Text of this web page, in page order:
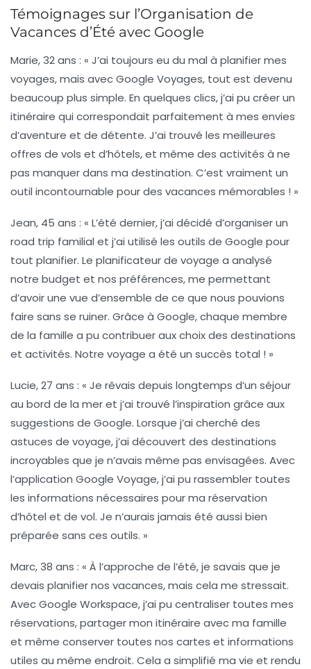
Témoignages sur l’Organisation de
Vacances d’Été avec Google
Marie, 32 ans : « J’ai toujours eu du mal à planifier mes
voyages, mais avecGoogle Voyages, tout est devenu
beaucoup plus simple. En quelques clics, j’ai pu créer un
itinéraire qui correspondait parfaitement à mes envies
d’aventure et de détente. J’ai trouvé les meilleures
offres de vols et d’hôtels, et même des activités à ne
pas manquer dans ma destination. C’est vraiment un
outil incontournable pour des vacances mémorables ! »
Jean, 45 ans : « L’été dernier, j’ai décidé d’organiser un
road trip familial et j’ai utilisé les outils de Google pour
tout planifier. Le planificateur de voyage a analysé
notre budget et nos préférences, me permettant
d’avoir une vue d’ensemble de ce que nous pouvions
faire sans se ruiner. Grâce à Google, chaque membre
de la famille a pu contribuer aux choix des destinations
et activités. Notre voyage a été un succès total ! »
Lucie, 27 ans : « Je rêvais depuis longtemps d’un séjour
au bord de la mer et j’ai trouvé l’inspiration grâce aux
suggestions de Google. Lorsque j’ai cherché des
astuces de voyage, j’ai découvert des destinations
incroyables que je n’avais même pas envisagées. Avec
l’application Google Voyage, j’ai pu rassembler toutes
les informations nécessaires pour ma réservation
d’hôtel et de vol. Je n’aurais jamais été aussi bien
préparée sans ces outils. »
Marc, 38 ans : « À l’approche de l’été, je savais que je
devais planifier nos vacances, mais cela me stressait.
AvecGoogle Workspace, j’ai pu centraliser toutes mes
réservations, partager mon itinéraire avec ma famille
et même conserver toutes nos cartes et informations
utiles au même endroit. Cela a simplifié ma vie et rendu